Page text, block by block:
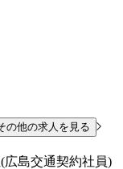
の他の求人を見る
広島交通契約社員)